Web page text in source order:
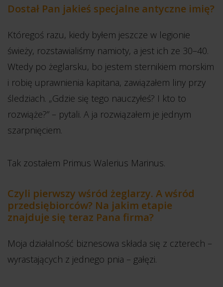
Dostał Pan jakieś specjalne antyczne imię?
Któregoś razu, kiedy byłem jeszcze w legionie
świeży, rozstawialiśmy namioty, a jest ich ze 30–40.
Wtedy po żeglarsku, bo jestem sternikiem morskim
i robię uprawnienia kapitana, zawiązałem liny przy
śledziach. „Gdzie się tego nauczyłeś? I kto to
rozwiąże?” – pytali. A ja rozwiązałem je jednym
szarpnięciem.
Tak zostałem Primus Walerius Marinus.
Czyli pierwszy wśród żeglarzy. A wśród
przedsiębiorców? Na jakim etapie
znajduje się teraz Pana firma?
Moja działalność biznesowa składa się z czterech –
wyrastających z jednego pnia – gałęzi.